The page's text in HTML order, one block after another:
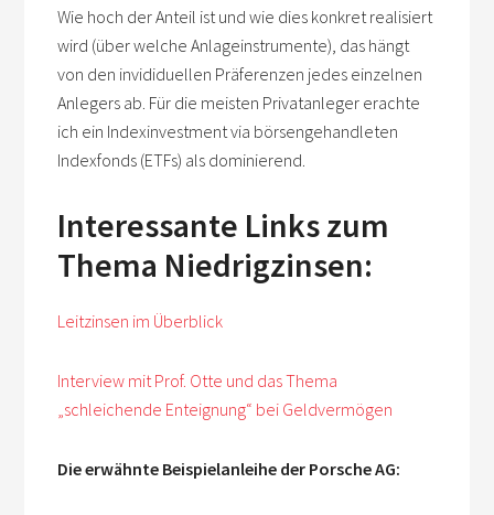
Wie hoch der Anteil ist und wie dies konkret realisiert
wird (über welche Anlageinstrumente), das hängt
von den invididuellen Präferenzen jedes einzelnen
Anlegers ab. Für die meisten Privatanleger erachte
ich ein Indexinvestment via börsengehandleten
Indexfonds (ETFs) als dominierend.
Interessante Links zum
Thema Niedrigzinsen:
Leitzinsen im Überblick
Interview mit Prof. Otte und das Thema
„schleichende Enteignung“ bei Geldvermögen
Die erwähnte Beispielanleihe der Porsche AG: